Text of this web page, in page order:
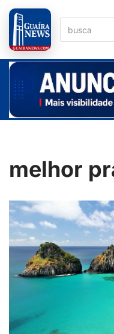
Pular
para
o
conteúdo
melhor